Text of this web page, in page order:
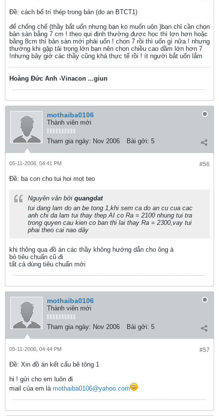
Ðề: cách bố trí thép trong bản (do an BTCT1)
để chống chế (thầy bắt uốn nhưng bạn ko muốn uôn )bạn chỉ cần chọn
bản sàn bằng 7 cm ! theo qui định thường được học thì lơn hơn hoặc
bằng 8cm thì bản sàn mới phải uốn ! chọn 7 rồi thì uốn gì nữa ! nhưng
thường khi gặp tải trọng lớn bạn nên chọn chiều cao dầm lớn hơn 7
!nhưng bây giờ các thầy cũng khá thực tế rồi ! ít người bắt uốn lắm
Hoàng Đức Anh -Vinacon ...giun
mothaiba0106
Thành viên mới
Tham gia ngày: Nov 2006 Bài gởi: 5
#56
05-11-2006, 04:41 PM
Ðề: ba con cho tui hoi mot teo
Nguyên văn bởi quangdat
tui dang lam do an be tong 1,khi sem ca do an cu cua cac
anh chi da lam tui thay thep AI co Ra = 2100 nhung tui tra
trong quyen cau kien co ban thi lai thay Ra = 2300,vay tui
phai theo cai nao dảy
khi thông qua đồ án các thầy không hướng dẫn cho ông à
bỏ tiêu chuẩn cũ đi
tất cả dùng tiêu chuẩn mới
mothaiba0106
Thành viên mới
Tham gia ngày: Nov 2006 Bài gởi: 5
#57
05-11-2006, 04:44 PM
Ðề: Xin đồ án kết cấu bê tông 1
hi ! gửi cho em luôn đi
mail của em là mothaiba0106@yahoo.com